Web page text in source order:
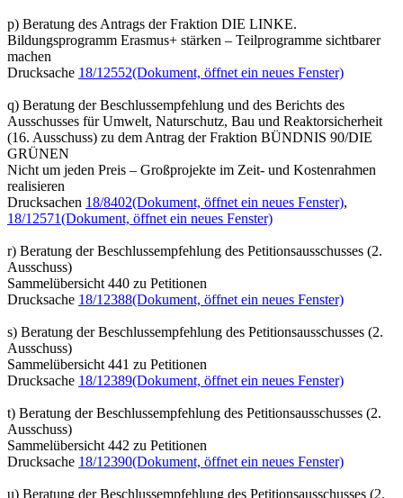
p) Beratung des Antrags der Fraktion DIE LINKE.
Bildungsprogramm Erasmus+ stärken – Teilprogramme sichtbarer
machen
Drucksache 18/12552(Dokument, öffnet ein neues Fenster)
q) Beratung der Beschlussempfehlung und des Berichts des
Ausschusses für Umwelt, Naturschutz, Bau und Reaktorsicherheit
(16. Ausschuss) zu dem Antrag der Fraktion BÜNDNIS 90/DIE
GRÜNEN
Nicht um jeden Preis – Großprojekte im Zeit- und Kostenrahmen
realisieren
Drucksachen 18/8402(Dokument, öffnet ein neues Fenster),
18/12571(Dokument, öffnet ein neues Fenster)
r) Beratung der Beschlussempfehlung des Petitionsausschusses (2.
Ausschuss)
Sammelübersicht 440 zu Petitionen
Drucksache 18/12388(Dokument, öffnet ein neues Fenster)
s) Beratung der Beschlussempfehlung des Petitionsausschusses (2.
Ausschuss)
Sammelübersicht 441 zu Petitionen
Drucksache 18/12389(Dokument, öffnet ein neues Fenster)
t) Beratung der Beschlussempfehlung des Petitionsausschusses (2.
Ausschuss)
Sammelübersicht 442 zu Petitionen
Drucksache 18/12390(Dokument, öffnet ein neues Fenster)
u) Beratung der Beschlussempfehlung des Petitionsausschusses (2.